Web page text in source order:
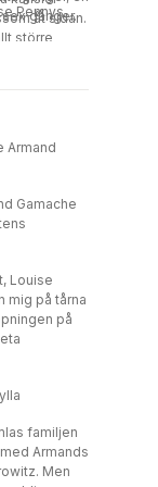
åt sidan.
större
gånger.
Pennys
Armand
Gamache
Louise
mig på tårna
på
familjen
Armands
Men